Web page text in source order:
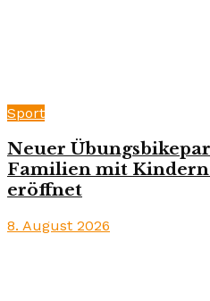
Sport
Neuer
Familien mit
eröffnet
8. August 2026